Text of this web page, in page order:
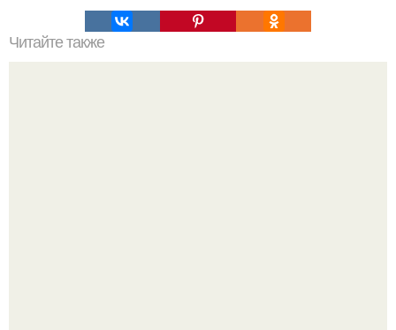
Читайте также